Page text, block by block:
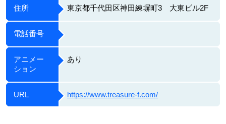
住所 東京都千代田区神田練塀町3 大東ビル2F
電話番号
アニメー
ション
あり
URL https://www.treasure-f.com/